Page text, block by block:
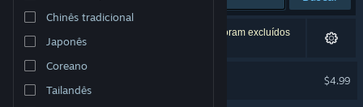
Alterar idioma
Baixe o aplicativo móvel do Steam
Ver versão para computadores
Chinês tradicional
Japonês
Coreano
Tailandês
1 resultado corresponde à sua busca. 2 títulos foram excluídos
de acordo com as suas preferências.
$4.99